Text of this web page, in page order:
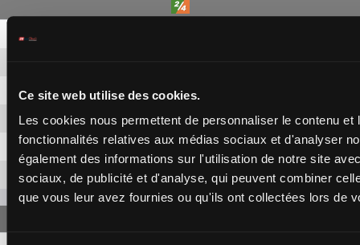
Ce site web utilise des cookies.
Les cookies nous permettent de personnaliser le contenu
fonctionnalités relatives aux médias sociaux et d'analyser
également des informations sur l'utilisation de notre site
sociaux, de publicité et d'analyse, qui peuvent combiner
que vous leur avez fournies ou qu'ils ont collectées lors de
13-8
6-4 1,70 €
6-8 1,70 €
4-8 1,70 €